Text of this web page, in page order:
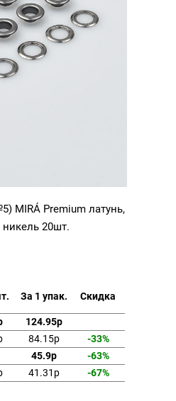
MIRÁ Premium латунь,
20шт.
За 1 упак. Скидка
124.95р
84.15р
-33%
45.9р
-63%
41.31р -67%